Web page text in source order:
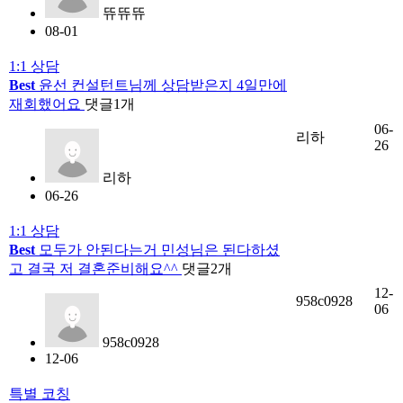
뜌뜌뜌
08-01
1:1 상담
Best 윤선 컨설턴트님께 상담받은지 4일만에
재회했어요 댓글1개
리하
06-26
리하
06-
26
1:1 상담
Best 모두가 안된다는거 민성님은 된다하셨
고 결국 저 결혼준비해요^^ 댓글2개
958c0928
12-06
958c0928
12-
06
특별 코칭